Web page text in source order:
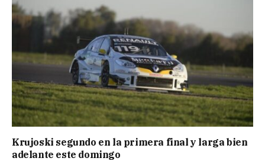
Krujoski segundo en la primera final y larga bien
adelante este domingo